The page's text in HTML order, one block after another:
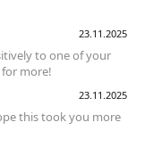
23.11.2025
to one of your
more!
23.11.2025
this took you more